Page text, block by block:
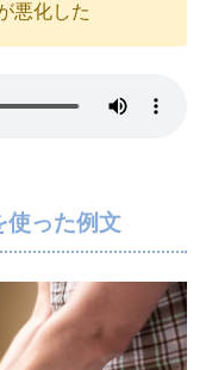
悪化した
使った例文